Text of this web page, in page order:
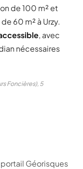
de 100 m² et
60 m² à Urzy.
, avec
nécessaires
Foncières), 5
Géorisques